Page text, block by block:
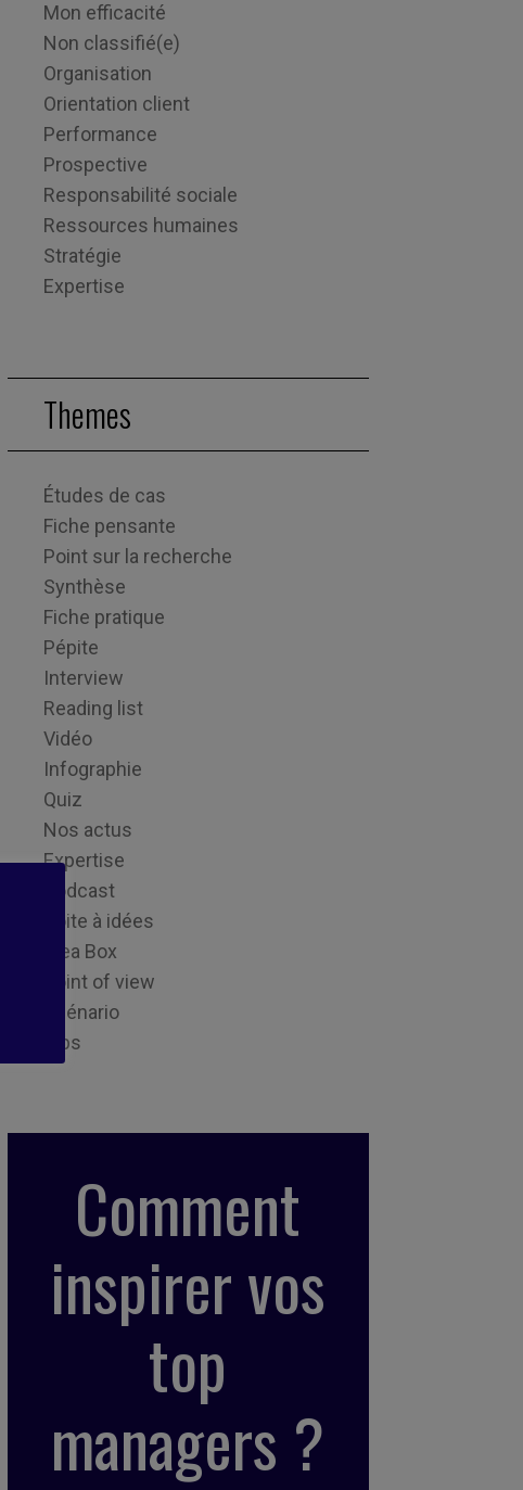
Mon efficacité
Non classifié(e)
Organisation
Orientation client
Performance
Prospective
Responsabilité sociale
Ressources humaines
Stratégie
Expertise
Themes
Études de cas
Fiche pensante
Point sur la recherche
Synthèse
Fiche pratique
Pépite
Interview
Reading list
Vidéo
Infographie
Quiz
Nos actus
Expertise
Podcast
Boite à idées
Idea Box
Point of view
Scénario
Tips
Comment
inspirer vos
top
managers ?